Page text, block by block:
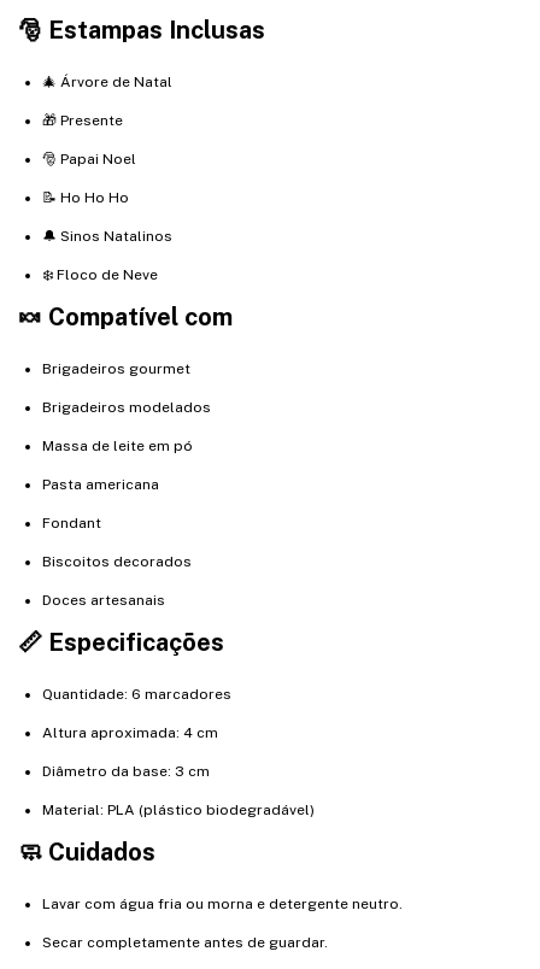
🎅 Estampas Inclusas
🎄 Árvore de Natal
🎁 Presente
🎅 Papai Noel
📝 Ho Ho Ho
🔔 Sinos Natalinos
❄️ Floco de Neve
🍬 Compatível com
Brigadeiros gourmet
Brigadeiros modelados
Massa de leite em pó
Pasta americana
Fondant
Biscoitos decorados
Doces artesanais
📏 Especificações
Quantidade: 6 marcadores
Altura aproximada: 4 cm
Diâmetro da base: 3 cm
Material: PLA (plástico biodegradável)
🧼 Cuidados
Lavar com água fria ou morna e detergente neutro.
Secar completamente antes de guardar.